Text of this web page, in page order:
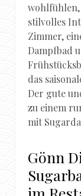
stilvolles
Zimmer,
Dampfbad
das
Der gute
zu einem
mit
Gönn